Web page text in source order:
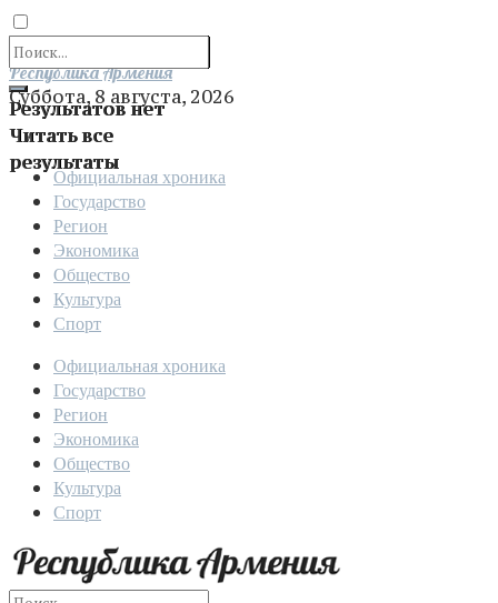
Результатов нет
Читать все
результаты
Отправить
Республика Армения
Суббота, 8 августа, 2026
Официальная хроника
Государство
Регион
Экономика
Общество
Культура
Спорт
Официальная хроника
Государство
Регион
Экономика
Общество
Культура
Спорт